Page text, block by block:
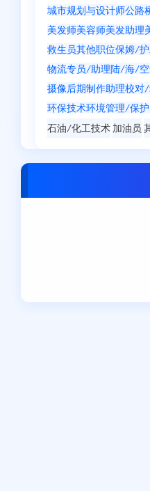
城市规划与设计师公路
美发师美容师美发助理
救生员其他职位保姆/
物流专员/助理陆/海/空
摄像后期制作助理校对/
环保技术环境管理/保
石油/化工技术 加油员
郑州